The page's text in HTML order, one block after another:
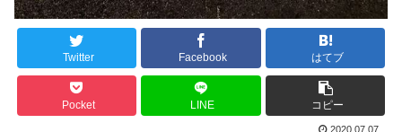
Twitter Facebook はてブ
Pocket LINE コピー
2020.07.07